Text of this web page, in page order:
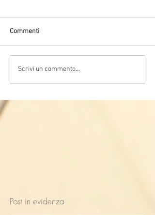
Commenti
Scrivi un commento...
Post in evidenza